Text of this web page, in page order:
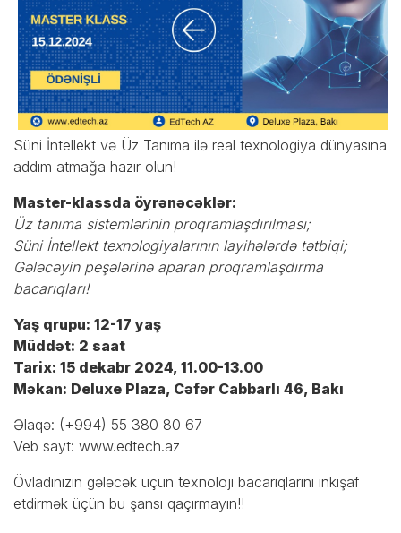
Süni İntellekt və Üz Tanıma ilə real texnologiya dünyasına
addım atmağa hazır olun!
Master-klassda öyrənəcəklər:
Üz tanıma sistemlərinin proqramlaşdırılması;
Süni İntellekt texnologiyalarının layihələrdə tətbiqi;
Gələcəyin peşələrinə aparan proqramlaşdırma
bacarıqları!
Yaş qrupu: 12-17 yaş
Müddət: 2 saat
Tarix: 15 dekabr 2024, 11.00-13.00
Məkan: Deluxe Plaza, Cəfər Cabbarlı 46, Bakı
Əlaqə: (+994) 55 380 80 67
Veb sayt: www.edtech.az
Övladınızın gələcək üçün texnoloji bacarıqlarını inkişaf
etdirmək üçün bu şansı qaçırmayın!!